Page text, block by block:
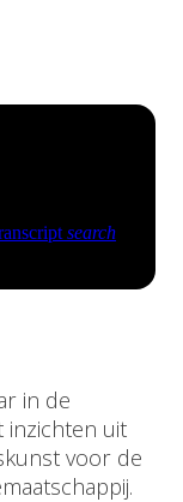
in de
inzichten uit
voor de